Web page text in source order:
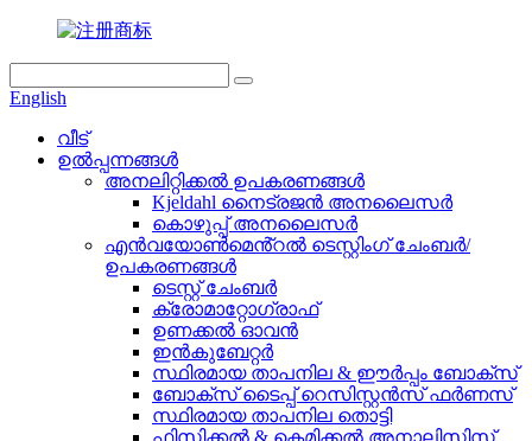
English
വീട്
ഉൽപ്പന്നങ്ങൾ
അനലിറ്റിക്കൽ ഉപകരണങ്ങൾ
Kjeldahl നൈട്രജൻ അനലൈസർ
കൊഴുപ്പ് അനലൈസർ
എൻവയോൺമെൻ്റൽ ടെസ്റ്റിംഗ് ചേംബർ/
ഉപകരണങ്ങൾ
ടെസ്റ്റ് ചേംബർ
ക്രോമാറ്റോഗ്രാഫ്
ഉണക്കൽ ഓവൻ
ഇൻകുബേറ്റർ
സ്ഥിരമായ താപനില & ഈർപ്പം ബോക്സ്
ബോക്സ് ടൈപ്പ് റെസിസ്റ്റൻസ് ഫർണസ്
സ്ഥിരമായ താപനില തൊട്ടി
ഫിസിക്കൽ & കെമിക്കൽ അനാലിസിസ്